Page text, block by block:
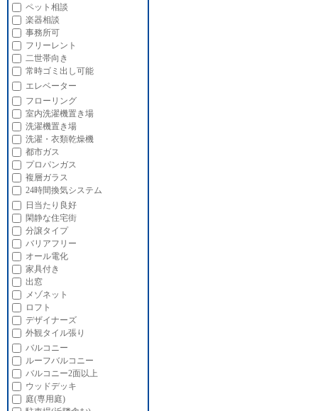
ペット相談
楽器相談
事務所可
フリーレント
二世帯向き
常時ゴミ出し可能
エレベーター
フローリング
室内洗濯機置き場
洗濯機置き場
洗濯・衣類乾燥機
都市ガス
プロパンガス
複層ガラス
24時間換気システム
日当たり良好
閑静な住宅街
分譲タイプ
バリアフリー
オール電化
家具付き
出窓
メゾネット
ロフト
デザイナーズ
外観タイル張り
バルコニー
ルーフバルコニー
バルコニー2面以上
ウッドデッキ
庭(専用庭)